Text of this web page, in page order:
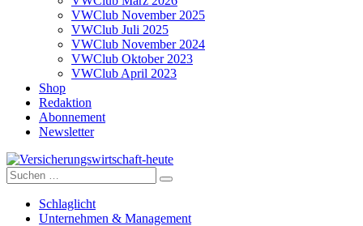
VWClub November 2025
VWClub Juli 2025
VWClub November 2024
VWClub Oktober 2023
VWClub April 2023
Shop
Redaktion
Abonnement
Newsletter
Versicherungswirtschaft-heute
Suche
nach:
Schlaglicht
Unternehmen & Management